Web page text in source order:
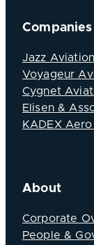
Companies
Jazz Aviation
Voyageur
Cygnet
Elisen &
KADEX
About
Corporate
People &